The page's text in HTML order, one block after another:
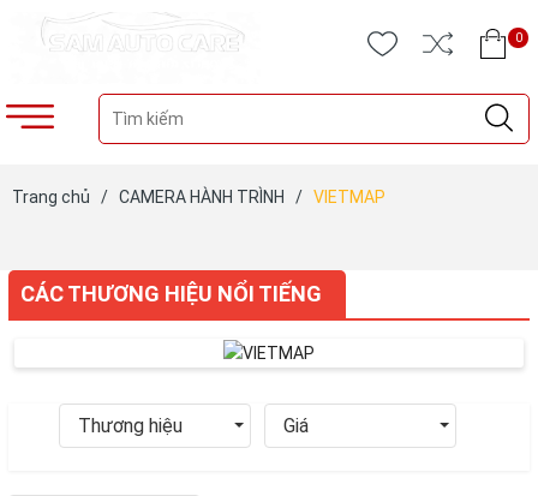
0
Trang chủ / CAMERA HÀNH TRÌNH / VIETMAP
CÁC THƯƠNG HIỆU NỔI TIẾNG
Thương hiệu Giá